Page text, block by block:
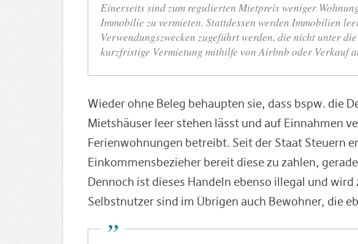
Einerseits sind zum regulierten Mietpreis weniger
Immobilie zu vermieten. Stattdessen werden Immobilien
Verwendungszwecken zugeführt werden, die nicht unter
kurzfristige Vermietung mithilfe von Airbnb oder Verkauf
Wieder ohne Beleg behaupten sie, dass bspw. die
Mietshäuser leer stehen lässt und auf Einnahmen
Ferienwohnungen betreibt. Seit der Staat Steuern
Einkommensbezieher bereit diese zu zahlen,
Dennoch ist dieses Handeln ebenso illegal und
Selbstnutzer sind im Übrigen auch Bewohner, die